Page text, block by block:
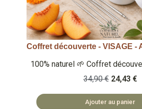
Aperçu rapide
100% naturel 🌱 Coffret
Anti-imperfections/boutons -
noyaux de pêches (50ml) -
konjac au charbon de
extracteurs de boutons et
34,90 € 24,43 €
Ajouter au panier